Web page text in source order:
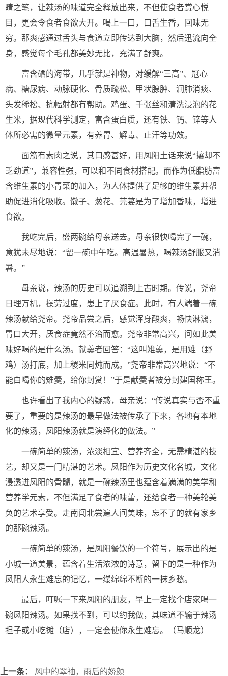
睛之笔，让辣汤的味道完全释放出来，不但使食者赏心悦
目，更会令食者食欲大开。喝上一口，口舌生香，回味无
穷。那爽感通过舌头与食道立即传达到大脑，然后迅流向全
身，感觉每个毛孔都美妙无比，充满了舒爽。
富含硒的海带，几乎就是神物，对缓解“三高”、冠心
病、糖尿病、动脉硬化、骨质疏松、甲状腺肿、润肺消痰、
头发稀松、抗幅射都有帮助。鸡蛋、千张丝和清洗浸泡的花
生米，据现代科学测定，富含蛋白质，还有铁、钙、锌等人
体所必需的微量元素，有养胃、解毒、止汗等功效。
面筋有素肉之说，其口感甚好，用凤阳土话来说“攘却不
乏劲道”，兼容性强，可以和不同食材搭配。而作为低脂肪富
含维生素的小青菜的加入，为人体提供了足够的维生素并帮
助促进消化吸收。馓子、葱花、芫荽是为了增加香味，增进
食欲。
我吃完后，盛两碗给母亲送去。母亲很快喝完了一碗，
意犹未尽地说：“留一碗中午吃。高温暑热，喝辣汤舒服又消
暑。”
母亲说，辣汤的历史可以追溯到上古时期。传说，尧帝
日理万机，操劳过度，患上了厌食症。此时，有人端着一碗
辣汤献给尧帝。尧帝品尝之后，感觉浑身酸爽，畅快淋漓，
胃口大开，厌食症竟然不治而愈。尧帝非常高兴，问如此美
味好喝的是什么汤。献羹者回答：“这叫雉羹，是用雉（野
鸡）汤打底，加上稷米同炖而成。”尧帝非常高兴地说：“不
能白喝你的雉羹，给你封赏！”于是献羹者被分封建国称王。
也许看出了我内心的疑惑，母亲说：“传说真实与否不重
要了，重要的是辣汤的最早做法被传承了下来，各地有本地
化的辣汤，凤阳辣汤就是演绎化的做法。”
一碗简单的辣汤，浓淡相宜、营养齐全，无需精湛的技
艺，却又是一门精湛的艺术。凤阳作为历史文化名城，文化
浸透进凤阳的骨髓，就是一碗辣汤里也蕴含着满满的美学和
营养学元素，不但满足了食者的味蕾，还给食者一种美轮美
奂的艺术享受。走南闯北尝遍人间美味，忘不了的就有家乡
的那碗辣汤。
一碗简单的辣汤，是凤阳餐饮的一个符号，展示出的是
小城一道美景，蕴含着生活浓浓的诗意，留下的是一种作为
凤阳人永生难忘的记忆，一缕绵绵不断的一抹乡愁。
最后，叮嘱一下来凤阳的朋友，早上一定找个店家喝一
碗凤阳辣汤。如果找不到，可以约我做，其味道不输于辣汤
担子或小吃摊（店），一定会使你永生难忘。（马顺龙）
上一条： 风中的翠袖，雨后的娇颜